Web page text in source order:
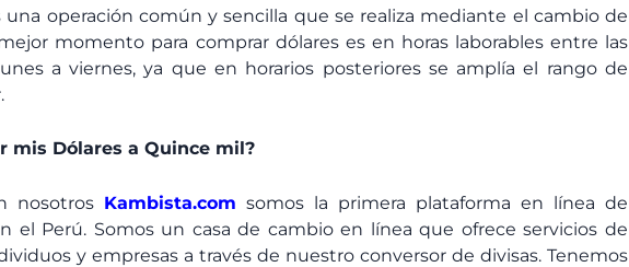
una operación común y sencilla que se realiza mediante el cambio de
momento para comprar dólares es en horas laborables entre las
a viernes, ya que en horarios posteriores se amplía el rango de
mis Dólares a Quince mil?
nosotros Kambista.com somos la primera plataforma en línea de
el Perú. Somos un casa de cambio en línea que ofrece servicios de
y empresas a través de nuestro conversor de divisas. Tenemos